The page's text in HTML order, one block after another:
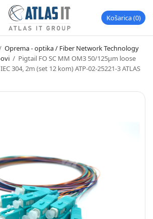
Košarica 0
Oprema - optika / Fiber Network Technology
/ Pigtail FO SC MM OM3 50/125µm loose
304, 2m (set 12 kom) ATP-02-25221-3 ATLAS